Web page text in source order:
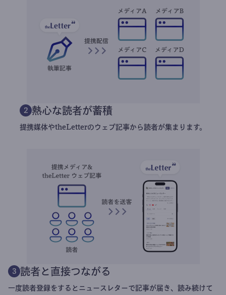
2 熱心な読者が蓄積
提携媒体やtheLetterのウェブ記事から読者が集まります。
3 読者と直接つながる
一度読者登録をするとニュースレターで記事が届き、読み続けて